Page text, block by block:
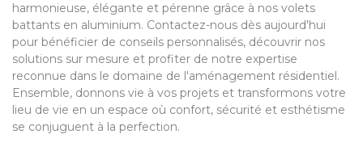
harmonieuse, élégante et pérenne grâce à nos volets
battants en aluminium. Contactez-nous dès aujourd'hui
pour bénéficier de conseils personnalisés, découvrir nos
solutions sur mesure et profiter de notre expertise
reconnue dans le domaine de l'aménagement résidentiel.
Ensemble, donnons vie à vos projets et transformons votre
lieu de vie en un espace où confort, sécurité et esthétisme
se conjuguent à la perfection.